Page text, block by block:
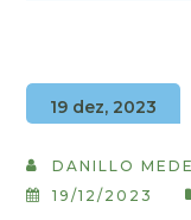
19 dez, 2023
DANILLO
19/12/2023